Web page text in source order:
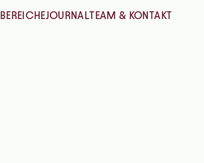
BEREICHEJOURNALTEAM & KONTAKT